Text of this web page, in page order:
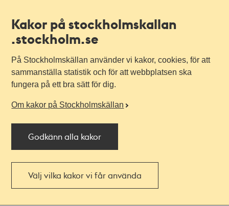
Kakor på stockholmskallan
.stockholm.se
På Stockholmskällan använder vi kakor, cookies, för att
sammanställa statistik och för att webbplatsen ska
fungera på ett bra sätt för dig.
Om kakor på Stockholmskällan
Godkänn alla kakor
Välj vilka kakor vi får använda